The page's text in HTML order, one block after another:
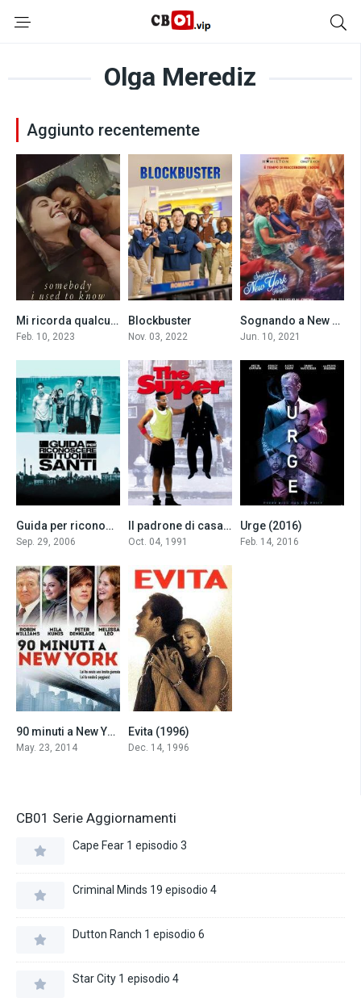
Olga Merediz
Aggiunto recentemente
6.2Mi ricorda qualcuno (2023)
Feb. 10, 2023
Blockbuster
Nov. 03, 2022
7.5Sognando a New York – In the Heights (2021)
Jun. 10, 2021
7.0
Guida per riconoscere i tuoi santi (2006)
Sep. 29, 2006
5.5Il padrone di casa (1991)
Oct. 04, 1991
Urge (2016)
Feb. 14, 2016
5.7
90 minuti a New York (2014)
May. 23, 2014
Evita (1996)
Dec. 14, 1996
CB01 Serie Aggiornamenti
Cape Fear 1 episodio 3
Criminal Minds 19 episodio 4
Dutton Ranch 1 episodio 6
Star City 1 episodio 4